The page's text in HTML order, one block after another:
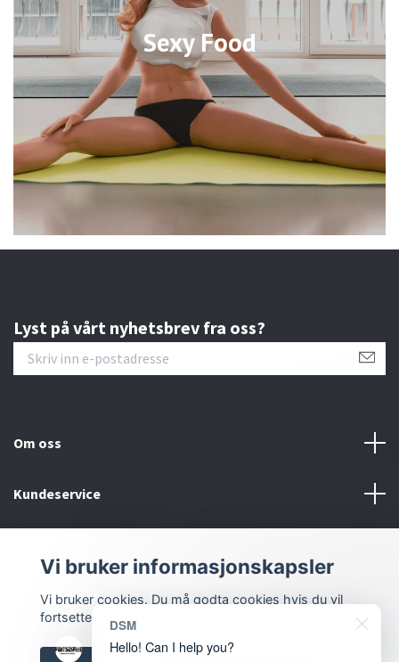
Sexy Food
Lyst på vårt nyhetsbrev fra oss?
Om oss
Kundeservice
Sosiale medier
Vi bruker informasjonskapsler
Vi bruker cookies. Du må godta cookies hvis du vil
fortsette.
DSM
Hello! Can I help you?